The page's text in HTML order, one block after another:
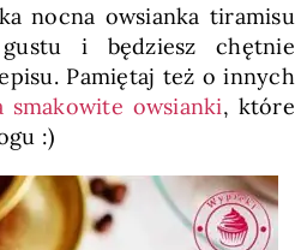
nocna owsianka tiramisu
i będziesz chętnie
Pamiętaj też o innych
smakowite owsianki, które
:)